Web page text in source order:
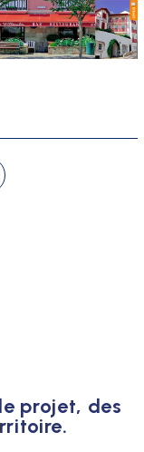
projet, des